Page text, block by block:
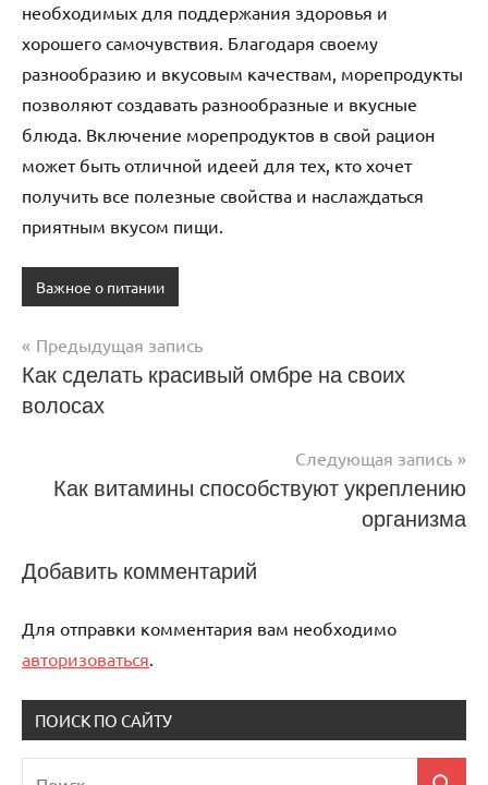
необходимых для поддержания здоровья и
хорошего самочувствия. Благодаря своему
разнообразию и вкусовым качествам, морепродукты
позволяют создавать разнообразные и вкусные
блюда. Включение морепродуктов в свой рацион
может быть отличной идеей для тех, кто хочет
получить все полезные свойства и наслаждаться
приятным вкусом пищи.
Важное о питании
Навигация
по
Предыдущая запись
Как сделать красивый омбре на своих
волосах
Следующая запись
Как витамины способствуют укреплению
организма
Добавить комментарий
Для отправки комментария вам необходимо
авторизоваться.
ПОИСК ПО САЙТУ